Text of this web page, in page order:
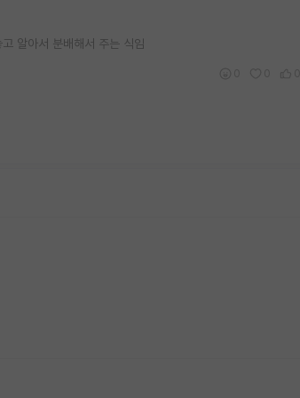
알아서 분배해서 주는 식임